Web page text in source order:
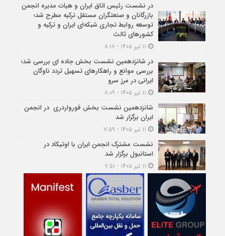
در نشست رئیس اتاق ایران و هیات مدیره انجمن
بازرگانان و صنعتگران مستقل ترکیه مطرح شد؛
توسعه روابط تجاری شبکه‌ای ایران و ترکیه و
کشورهای ثالث
در شانزدهمین نشست بخش جاده ای بررسی شد؛
بررسی موانع و راهکارهای تسهیل تردد ناوگان
ایرانی در مرز سرو
شانزدهمین نشست بخش فورواردری در انجمن
ایران برگزار شد
نشست مشترک انجمن ایران با اوتیکاد در
استانبول برگزار شد